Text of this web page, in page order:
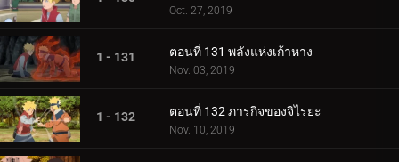
Oct. 27, 2019
1 - 131 ตอนที่ 131 พลังแห่งเก้าหาง
Nov. 03, 2019
1 - 132 ตอนที่ 132 ภารกิจของจิไรยะ
Nov. 10, 2019